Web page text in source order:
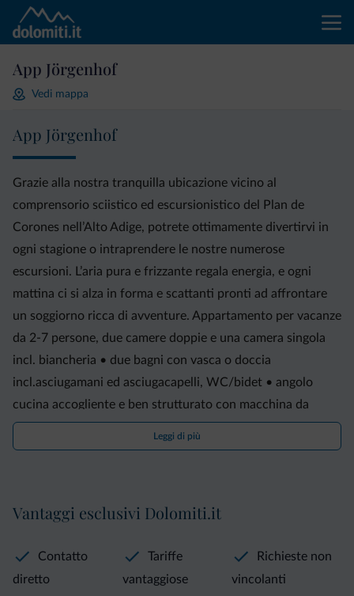
App Jörgenhof
Vedi mappa
App Jörgenhof
Grazie alla nostra tranquilla ubicazione vicino al
comprensorio sciistico ed escursionistico del Plan de
Corones nell’Alto Adige, potrete ottimamente divertirvi in
ogni stagione o intraprendere le nostre numerose
escursioni. L’aria pura e frizzante regala energia, e ogni
mattina ci si alza in forma e scattanti pronti ad affrontare
un soggiorno ricca di avventure. Appartamento per vacanze
da 2-7 persone, due camere doppie e una camera singola
incl. biancheria • due bagni con vasca o doccia
incl.asciugamani ed asciugacapelli, WC/bidet • angolo
cucina accogliente e ben strutturato con macchina da
caffè, lavastoviglie, forno, piastra elettrica di cottura con
quattro sezioni, frigorifero incl. canovacci da cucina •
di asciuga scarponi • una lavatrice per tutti nel deposito
Leggi di più
Vantaggi esclusivi Dolomiti.it
Contatto
diretto
Tariffe
vantaggiose
Richieste non
vincolanti